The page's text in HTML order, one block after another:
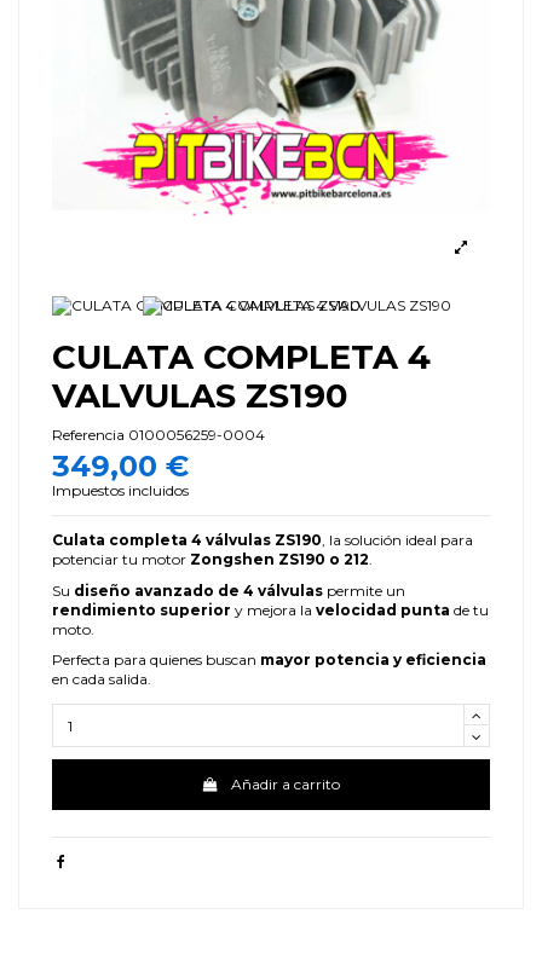
CULATA COMPLETA 4
VALVULAS ZS190
Referencia 0100056259-0004
349,00 €
Impuestos incluidos
Culata completa 4 válvulas ZS190, la solución ideal para
potenciar tu motor Zongshen ZS190 o 212.
Su diseño avanzado de 4 válvulas permite un
rendimiento superior y mejora la velocidad punta de tu
moto.
Perfecta para quienes buscan mayor potencia y eficiencia
en cada salida.
Añadir a carrito